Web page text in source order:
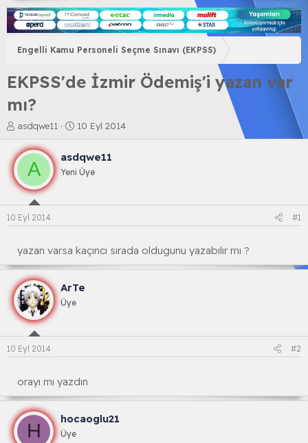
Engelli Kamu Personeli Seçme Sınavı (EKPSS)
EKPSS'de İzmir Ödemiş'i yazan var
mı?
K
o
n
b
u
y
a
l
t
a
n
asdqwe11
B
a
l
a
ç
a
i
h
10 Eyl 2014
A
asdqwe11
Yeni Üye
10 Eyl 2014 #1
yazan varsa kaçıncı sırada oldugunu yazabılır mı ?
ArTe
Üye
10 Eyl 2014 #2
orayı mı yazdın
H
hocaoglu21
Üye